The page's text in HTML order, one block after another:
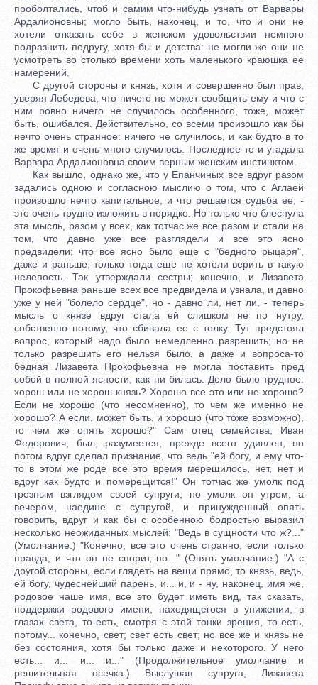
проболтались, чтоб и самим что-нибудь узнать от Варвары
Ардалионовны; могло быть, наконец, и то, что и они не
хотели отказать себе в женском удовольствии немного
подразнить подругу, хотя бы и детства: не могли же они не
усмотреть во столько времени хоть маленького краюшка ее
намерений.
С другой стороны и князь, хотя и совершенно был прав,
уверяя Лебедева, что ничего не может сообщить ему и что с
ним ровно ничего не случилось особенного, тоже, может
быть, ошибался. Действительно, со всеми произошло как бы
нечто очень странное: ничего не случилось, и как будто в то
же время и очень много случилось. Последнее-то и угадала
Варвара Ардалионовна своим верным женским инстинктом.
Как вышло, однако же, что у Епанчиных все вдруг разом
задались одною и согласною мыслию о том, что с Аглаей
произошло нечто капитальное, и что решается судьба ее, -
это очень трудно изложить в порядке. Но только что блеснула
эта мысль, разом у всех, как тотчас же все разом и стали на
том, что давно уже все разглядели и все это ясно
предвидели; что все ясно было еще с "бедного рыцаря",
даже и раньше, только тогда еще не хотели верить в такую
нелепость. Так утверждали сестры; конечно, и Лизавета
Прокофьевна раньше всех все предвидела и узнала, и давно
уже у ней "болело сердце", но - давно ли, нет ли, - теперь
мысль о князе вдруг стала ей слишком не по нутру,
собственно потому, что сбивала ее с толку. Тут предстоял
вопрос, который надо было немедленно разрешить; но не
только разрешить его нельзя было, а даже и вопроса-то
бедная Лизавета Прокофьевна не могла поставить пред
собой в полной ясности, как ни билась. Дело было трудное:
хорош или не хорош князь? Хорошо все это или не хорошо?
Если не хорошо (что несомненно), то чем же именно не
хорошо? А если, может быть, и хорошо (что тоже возможно),
то чем же опять хорошо?" Сам отец семейства, Иван
Федорович, был, разумеется, прежде всего удивлен, но
потом вдруг сделал признание, что ведь "ей богу, и ему что-
то в этом же роде все это время мерещилось, нет, нет и
вдруг как будто и померещится!" Он тотчас же умолк под
грозным взглядом своей супруги, но умолк он утром, а
вечером, наедине с супругой, и принужденный опять
говорить, вдруг и как бы с особенною бодростью выразил
несколько неожиданных мыслей: "Ведь в сущности что ж?..."
(Умолчание.) "Конечно, все это очень странно, если только
правда, и что он не спорит, но..." (Опять умолчание.) "А с
другой стороны, если глядеть на вещи прямо, то князь, ведь,
ей богу, чудеснейший парень, и... и, и - ну, наконец, имя же,
родовое наше имя, все это будет иметь вид, так сказать,
поддержки родового имени, находящегося в унижении, в
глазах света, то-есть, смотря с этой тонки зрения, то-есть,
потому... конечно, свет; свет есть свет; но все же и князь не
без состояния, хотя бы только даже и некоторого. У него
есть... и... и... и..." (Продолжительное умолчание и
решительная осечка.) Выслушав супруга, Лизавета